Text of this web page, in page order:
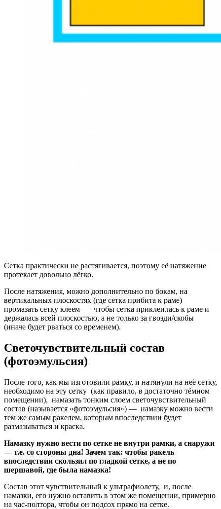
Сетка практически не растягивается, поэтому её натяжение
протекает довольно лёгко.
После натяжения, можно дополнительно по бокам, на
вертикальных плоскостях (где сетка прибита к раме)
промазать сетку клеем — чтобы сетка приклеилась к раме и
держалась всей плоскостью, а не только за гвозди/скобы
(иначе будет рваться со временем).
Светочувствительный состав
(фотоэмульсия)
После того, как мы изготовили рамку, и натянули на неё сетку,
необходимо на эту сетку (как правило, в достаточно тёмном
помещении), намазать тонким слоем светочувствительный
состав (называется «фотоэмульсия») — намазку можно вести
тем же самым ракелем, которым впоследствии будет
размазываться и краска.
Намазку нужно вести по сетке не внутри рамки, а снаружи
— т.е. со стороны дна! Зачем так: чтобы ракель
впоследствии скользил по гладкой сетке, а не по
шершавой, где была намазка!
Состав этот чувствительный к ультрафиолету, и, после
намазки, его нужно оставить в этом же помещении, примерно
на час-полтора, чтобы он подсох прямо на сетке.